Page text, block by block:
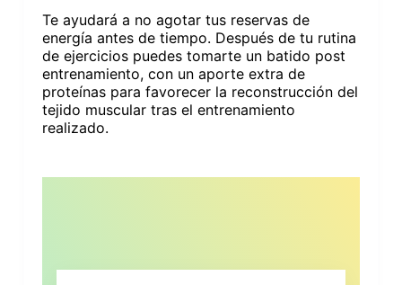
Te ayudará a no agotar tus reservas de
energía antes de tiempo. Después de tu rutina
de ejercicios puedes tomarte un batido post
entrenamiento, con un aporte extra de
proteínas para favorecer la reconstrucción del
tejido muscular tras el entrenamiento
realizado.